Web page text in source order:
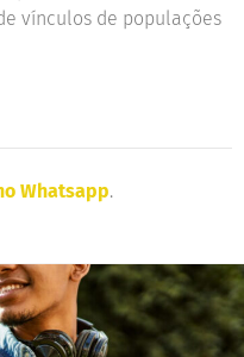
vínculos de populações
Whatsapp.